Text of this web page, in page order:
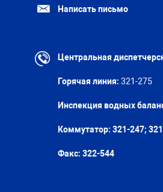
Написать письмо
Центральная
Горячая линия: 321-275
Инспекция водных
Коммутатор: 321-247;
Факс: 322-544